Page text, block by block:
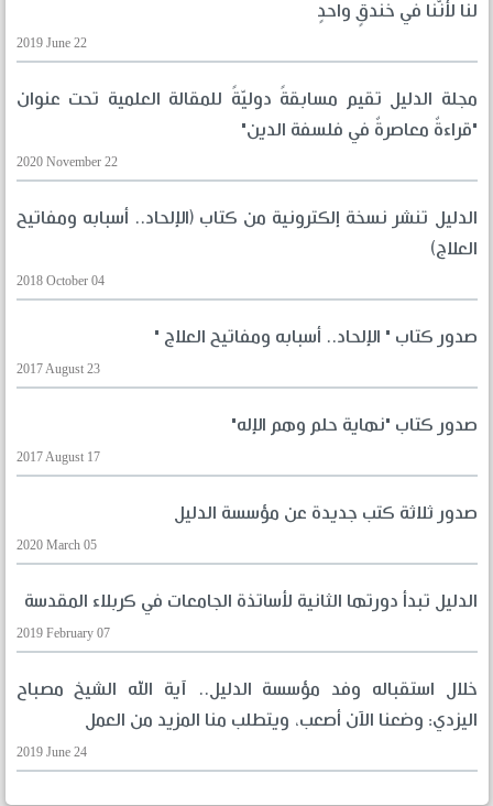
لنا لأنّنا في خندقٍ واحدٍ
2019 June 22
مجلة الدليل تقيم مسابقةً دوليّةً للمقالة العلمية تحت عنوان
"قراءةٌ معاصرةٌ في فلسفة الدين"
2020 November 22
الدليل تنشر نسخة إلكترونية من كتاب (الإلحاد.. أسبابه ومفاتيح
العلاج)
2018 October 04
صدور كتاب " الإلحاد.. أسبابه ومفاتيح العلاج "
2017 August 23
صدور كتاب "نهاية حلم وهم الإله"
2017 August 17
صدور ثلاثة كتب جديدة عن مؤسسة الدليل
2020 March 05
الدليل تبدأ دورتها الثانية لأساتذة الجامعات في كربلاء المقدسة
2019 February 07
خلال استقباله وفد مؤسسة الدليل.. آية الله الشيخ مصباح
اليزدي: وضعنا الآن أصعب، ويتطلب منا المزيد من العمل
2019 June 24